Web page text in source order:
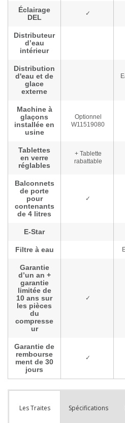
Les Traites Spécifications